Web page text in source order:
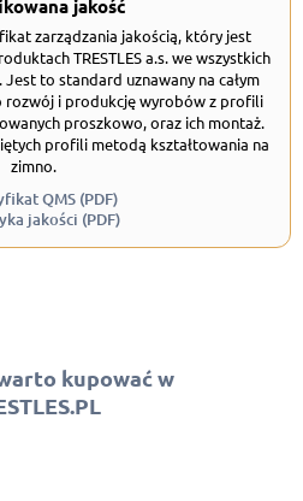
jakość
zarządzania jakością, który jest
TRESTLES a.s. we wszystkich
to standard uznawany na całym
rozwój i produkcję wyrobów z profili
proszkowo, oraz ich montaż.
profili metodą kształtowania na
zimno.
QMS (PDF)
jakości (PDF)
kupować w